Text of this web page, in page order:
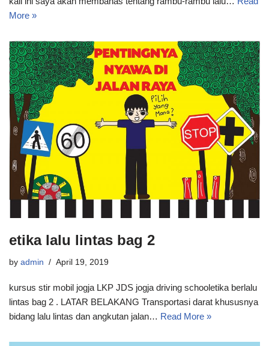
More »
etika lalu lintas bag 2
by admin April 19, 2019
kursus stir mobil jogja LKP JDS jogja driving schooletika berlalu
lintas bag 2 . LATAR BELAKANG Transportasi darat khususnya
bidang lalu lintas dan angkutan jalan… Read More »